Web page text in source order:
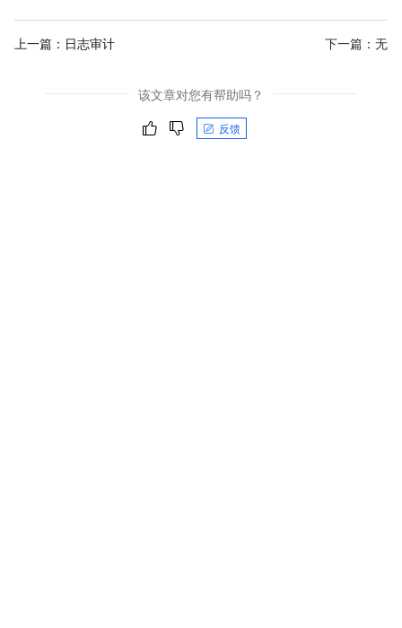
上一篇： 日志审计 下一篇：无
该文章对您有帮助吗？
反馈